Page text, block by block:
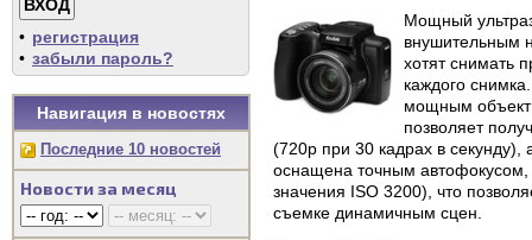
• регистрация
• забыли пароль?
Навигация в новостях
Последние 10 новостей
Новости за месяц
Мощный
внушительным
хотят снимать
каждого
мощным
позволяет
(720p при 30 кадрах в секунду),
оснащена точным автофокусом,
значения ISO 3200), что
съемке динамичным сцен.